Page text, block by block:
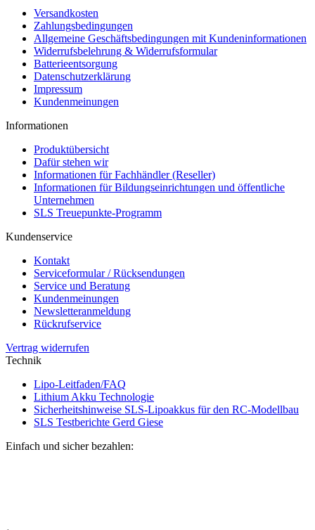
Versandkosten
Zahlungsbedingungen
Allgemeine Geschäftsbedingungen mit Kundeninformationen
Widerrufsbelehrung & Widerrufsformular
Batterieentsorgung
Datenschutzerklärung
Impressum
Kundenmeinungen
Informationen
Produktübersicht
Dafür stehen wir
Informationen für Fachhändler (Reseller)
Informationen für Bildungseinrichtungen und öffentliche
Unternehmen
SLS Treuepunkte-Programm
Kundenservice
Kontakt
Serviceformular / Rücksendungen
Service und Beratung
Kundenmeinungen
Newsletteranmeldung
Rückrufservice
Vertrag widerrufen
Technik
Lipo-Leitfaden/FAQ
Lithium Akku Technologie
Sicherheitshinweise SLS-Lipoakkus für den RC-Modellbau
SLS Testberichte Gerd Giese
Einfach und sicher bezahlen: